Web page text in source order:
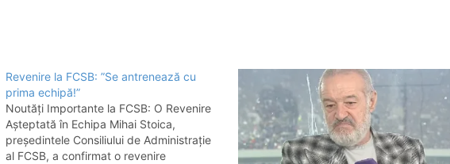
Revenire la FCSB: ”Se antrenează cu
prima echipă!”
Noutăți Importante la FCSB: O Revenire
Așteptată în Echipa ​Mihai Stoica,
președintele Consiliului de Administrație
al FCSB, a confirmat o revenire